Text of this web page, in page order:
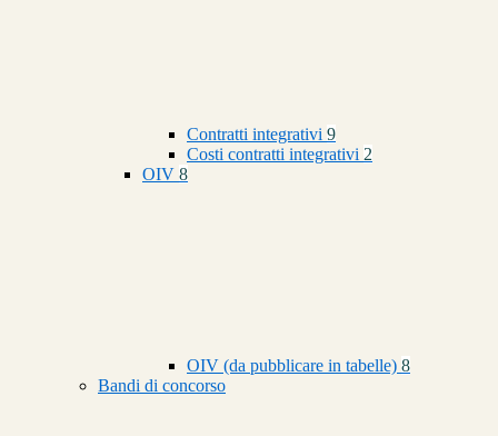
Contratti integrativi 9
Costi contratti integrativi 2
OIV 8
OIV (da pubblicare in tabelle) 8
Bandi di concorso